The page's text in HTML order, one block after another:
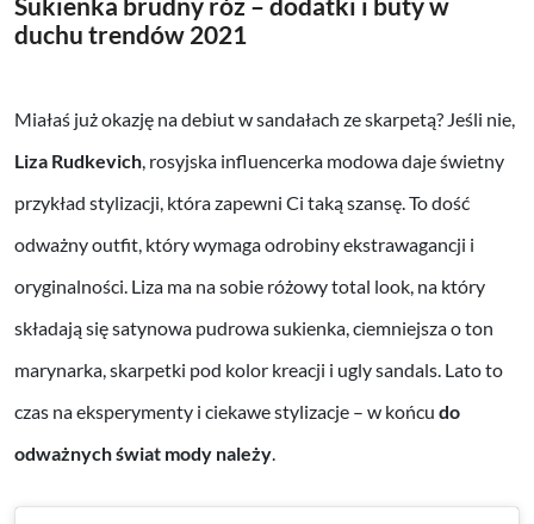
duchu trendów 2021
Miałaś już okazję na debiut w sandałach ze skarpetą? Jeśli nie,
Liza Rudkevich, rosyjska influencerka modowa daje świetny
przykład stylizacji, która zapewni Ci taką szansę. To dość
odważny outfit, który wymaga odrobiny ekstrawagancji i
oryginalności. Liza ma na sobie różowy total look, na który
składają się satynowa pudrowa sukienka, ciemniejsza o ton
marynarka, skarpetki pod kolor kreacji i ugly sandals. Lato to
czas na eksperymenty i ciekawe stylizacje – w końcu do
odważnych świat mody należy.